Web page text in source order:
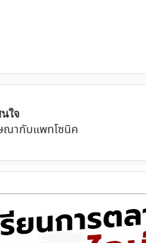
ใจ
ณากับแพทโซนิค